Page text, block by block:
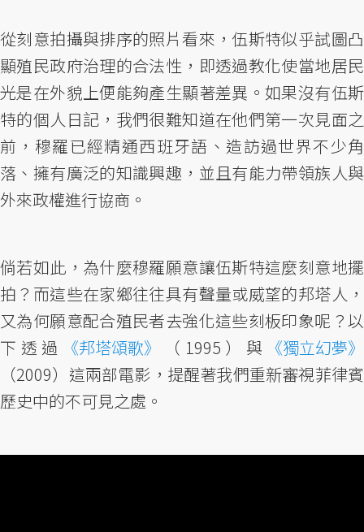
從刻意拍攝與排序的照片看來，伍斯特似乎試圖凸
顯殖民政府治理的合法性，即透過教化使當地居民
光是在外貌上便能夠產生顯著差異。如果沒有伍斯
特的個人日記，我們很難知道在他們第一次見面之
前，穆羅已經精通西班牙語、造訪過世界不少角
落、擁有廣泛的知識興趣，並且有能力帶領族人與
外來政權進行協商。
倘若如此，為什麼穆羅願意讓伍斯特這麼刻意地擺
拍？而這些在家鄉往往具有聲量或威望的邦塔人，
又為何願意配合殖民者去強化這些刻板印象呢？以
下透過 《邦塔頌歌》 （1995）與 《獨立幻夢》
（2009）這兩部電影，提醒著我們重新審視菲律賓
歷史中的不可見之處。